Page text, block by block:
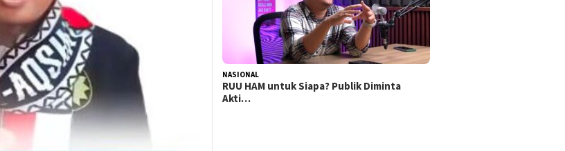
NASIONAL
RUU HAM untuk Siapa? Publik Diminta
Akti…